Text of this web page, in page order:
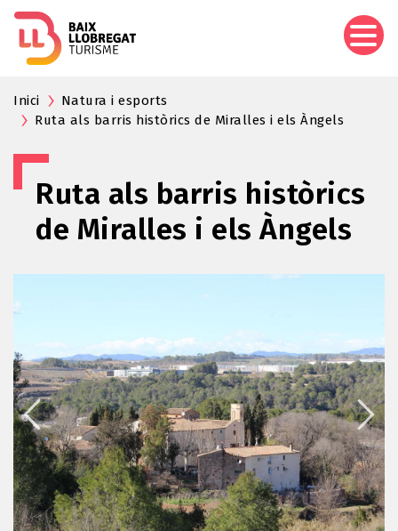
Inici
Natura i esports
Ruta als barris històrics de Miralles i els Àngels
Ruta als barris històrics
de Miralles i els Àngels